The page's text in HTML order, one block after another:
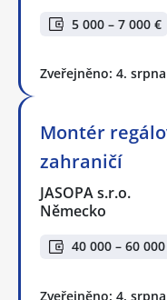
5 000 – 7 000 €
Zveřejněno: 4. srpna
Montér
zahraničí
JASOPA s.r.o.
Německo
40 000 – 60
Zveřejněno: 4. srpna